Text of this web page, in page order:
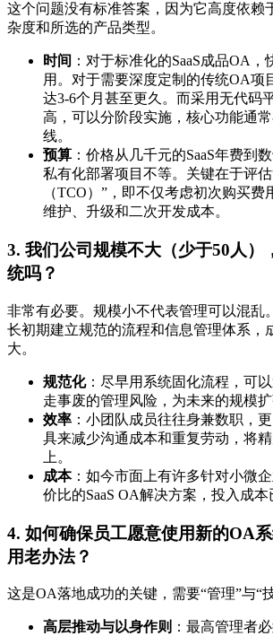
这个问题没有标准答案，因为它高度依赖
杂度和所选的产品类型。
时间 ：对于标准化的SaaS成品OA
用。对于需要深度定制的传统OA项
达3-6个月甚至更久。而采用无代码
高，可以分阶段实施，核心功能通
线。
预算 ：价格从几千元的SaaS年费到
私有化部署项目不等。关键在于评
（TCO）”，即不仅考虑初次购买
维护、升级和二次开发成本。
3. 我们公司规模不大（少于50人）
统吗？
非常有必要。规模小不代表管理可以混乱
长初期建立规范的流程和信息管理体系，
大。
规范化：尽早用系统固化流程，可
走事废的管理风险，为未来的规模扩
效率 ：小团队成员往往身兼数职，
具来减少沟通成本和重复劳动，将
上。
成本：如今市面上有许多针对小微
价比的SaaS OA解决方案，投入成本
4. 如何确保员工愿意使用新的OA
用老办法？
这是OA落地成功的关键，需要“管理”与“
高层推动与以身作则 ：最高管理者